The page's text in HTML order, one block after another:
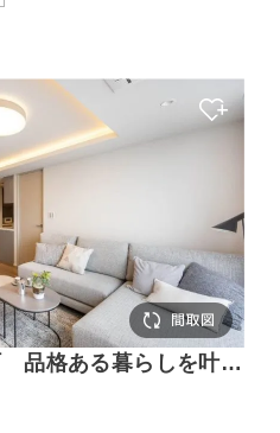
品格ある暮らしを叶え